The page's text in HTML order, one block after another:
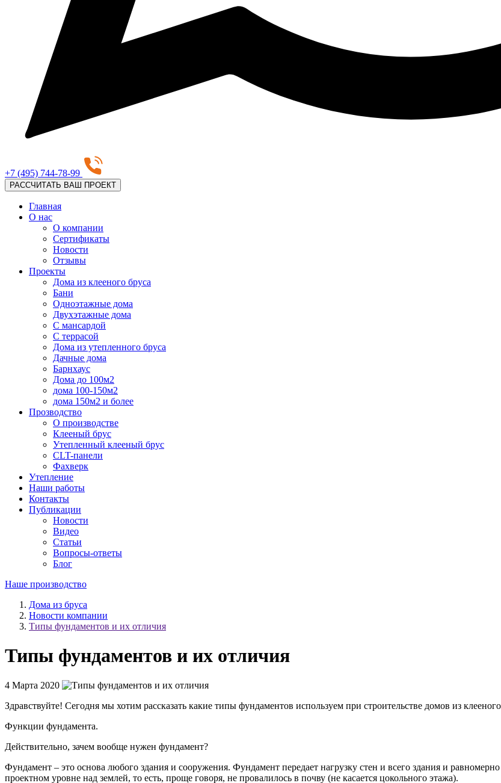
+7 (495) 744-78-99
РАССЧИТАТЬ ВАШ ПРОЕКТ
Главная
О нас
О компании
Сертификаты
Новости
Отзывы
Проекты
Дома из клееного бруса
Бани
Одноэтажные дома
Двухэтажные дома
С мансардой
С террасой
Дома из утепленного бруса
Дачные дома
Барнхаус
Дома до 100м2
дома 100-150м2
дома 150м2 и более
Прозводство
О производстве
Клееный брус
Утепленный клееный брус
CLT-панели
Фахверк
Утепление
Наши работы
Контакты
Публикации
Новости
Видео
Статьи
Вопросы-ответы
Блог
Наше производство
Дома из бруса
Новости компании
Типы фундаментов и их отличия
Типы фундаментов и их отличия
4 Марта 2020
Здравствуйте! Сегодня мы хотим рассказать какие типы фундаментов используем при строительстве домов из
Функции фундамента.
Действительно, зачем вообще нужен фундамент?
Фундамент – это основа любого здания и сооружения. Фундамент передает нагрузку стен и всего здания и
проектном уровне над землей, то есть, проще говоря, не провалилось в почву (не касается цокольного этажа).